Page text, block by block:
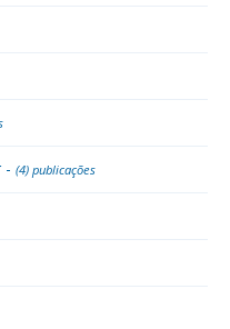
- (4) publicações